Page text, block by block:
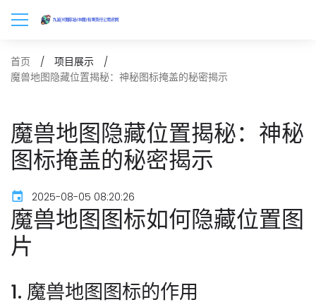
首页
项目展示
魔兽地图隐藏位置揭秘：神秘图标掩盖的秘密揭示
魔兽地图隐藏位置揭秘：神秘
图标掩盖的秘密揭示
2025-08-05 08:20:26
魔兽地图图标如何隐藏位置图
片
1. 魔兽地图图标的作用